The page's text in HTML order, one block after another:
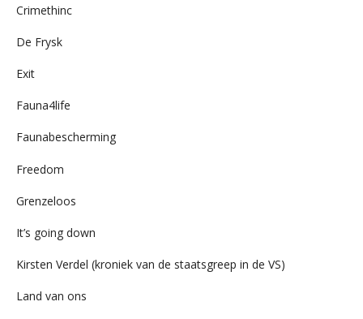
Crimethinc
De Frysk
Exit
Fauna4life
Faunabescherming
Freedom
Grenzeloos
It’s going down
Kirsten Verdel (kroniek van de staatsgreep in de VS)
Land van ons